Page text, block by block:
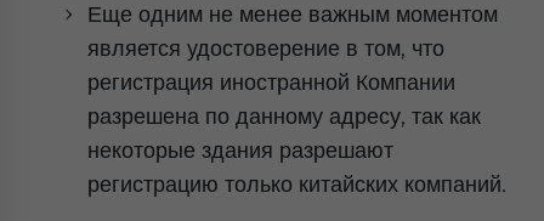
Еще одним не менее важным моментом
является удостоверение в том, что
регистрация иностранной Компании
разрешена по данному адресу, так как
некоторые здания разрешают
регистрацию только китайских компаний.